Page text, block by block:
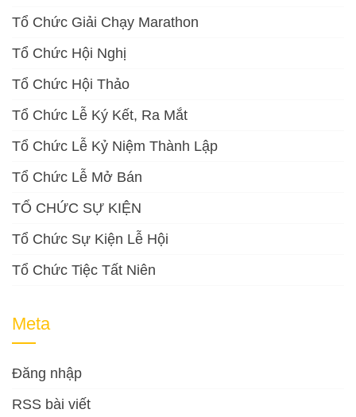
Tổ Chức Giải Chạy Marathon
Tổ Chức Hội Nghị
Tổ Chức Hội Thảo
Tổ Chức Lễ Ký Kết, Ra Mắt
Tổ Chức Lễ Kỷ Niệm Thành Lập
Tổ Chức Lễ Mở Bán
TỔ CHỨC SỰ KIỆN
Tổ Chức Sự Kiện Lễ Hội
Tổ Chức Tiệc Tất Niên
Meta
Đăng nhập
RSS bài viết